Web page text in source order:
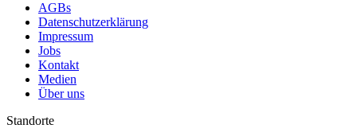
AGBs
Datenschutzerklärung
Impressum
Jobs
Kontakt
Medien
Über uns
Standorte